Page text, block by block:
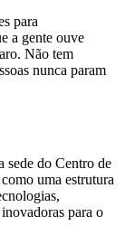
para
a gente ouve
Não tem
nunca param
sede do Centro de
uma estrutura
para o